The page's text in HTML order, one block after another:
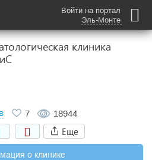
Войти на портал
Эль-Монте
клиника
7 18944
Еще
о клинике